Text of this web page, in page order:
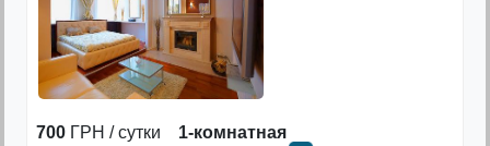
700 ГРН / сутки 1-комнатная